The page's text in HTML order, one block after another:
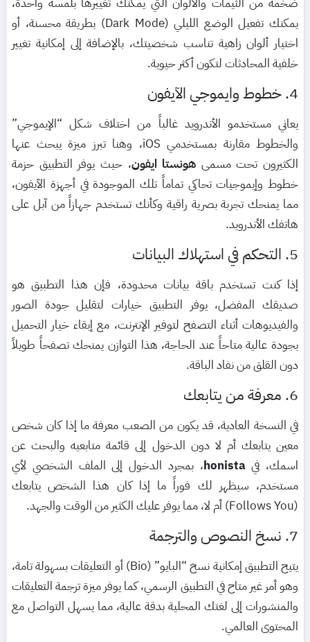
يمكنك تفعيل الوضع الليلي (Dark Mode) بطريقة محسنة، أو
اختيار ألوان زاهية تناسب شخصيتك، بالإضافة إلى إمكانية تغيير
خلفية المحادثات لتكون أكثر حيوية.
4. خطوط وايموجي الآيفون
يعاني مستخدمو الأندرويد غالباً من اختلاف شكل “الإيموجي”
والخطوط مقارنة بمستخدمي iOS، وهنا تبرز ميزة يبحث عنها
الكثيرون تحت مسمى هونستا ايفون، حيث يوفر التطبيق حزمة
خطوط وإيموجيات تحاكي تماماً تلك الموجودة في أجهزة الآيفون،
مما يمنحك تجربة بصرية راقية وكأنك تستخدم جهازاً من آبل على
هاتفك الأندرويد.
5. التحكم في استهلاك البيانات
إذا كنت تستخدم باقة بيانات محدودة، فإن هذا التطبيق هو
صديقك المفضل، يوفر التطبيق خيارات لتقليل جودة الصور
والفيديوهات أثناء التصفح لتوفير الإنترنت، مع إبقاء خيار التحميل
بجودة عالية متاحاً عند الحاجة، هذا التوازن يمنحك تصفحاً طويلاً
دون القلق من نفاد الباقة.
6. معرفة من يتابعك
في النسخة العادية، قد يكون من الصعب معرفة ما إذا كان شخص
معين يتابعك أم لا دون الدخول إلى قائمة متابعيه والبحث عن
اسمك، فيhonista، بمجرد الدخول إلى الملف الشخصي لأي
مستخدم، سيظهر لك فوراً ما إذا كان هذا الشخص يتابعك
(Follows You) أم لا، مما يوفر عليك الكثير من الوقت والجهد.
7. نسخ النصوص والترجمة
يتيح التطبيق إمكانية نسخ “البايو” (Bio) أو التعليقات بسهولة تامة،
وهو أمر غير متاح في التطبيق الرسمي، كما يوفر ميزة ترجمة التعليقات
والمنشورات إلى لغتك المحلية بدقة عالية، مما يسهل التواصل مع
المحتوى العالمي.